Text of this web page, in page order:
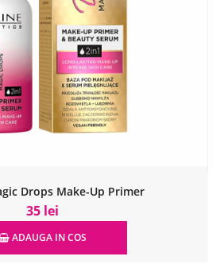
Drops Make-Up Primer
35 lei
ADAUGA IN COS